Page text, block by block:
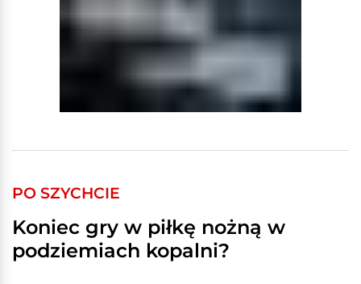
PO SZYCHCIE
Koniec gry w piłkę nożną w
podziemiach kopalni?